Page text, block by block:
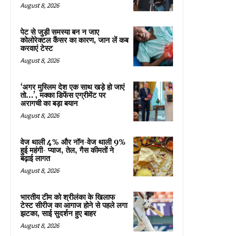
August 8, 2026
पेट से जुड़ी समस्या बन न जाए
कोलोरेक्टल कैंसर का कारण, जान लें कब
करवाएं टेस्ट
August 8, 2026
‘अगर मुस्लिम देश एक साथ खड़े हो जाएं
तो…’, मक्का डिफेंस एग्रीमेंट पर
अरागची का बड़ा बयान
August 8, 2026
वेज थाली 4% और नॉन-वेज थाली 9%
हुई महंगी- प्याज, तेल, गैस कीमतों ने
बढ़ाई लागत
August 8, 2026
भारतीय टीम को श्रीलंका के खिलाफ
टेस्ट सीरीज का आगाज होने से पहले लगा
झटका, साई सुदर्शन हुए बाहर
August 8, 2026